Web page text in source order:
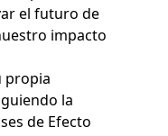
el futuro de
impacto
propia
la
de Efecto